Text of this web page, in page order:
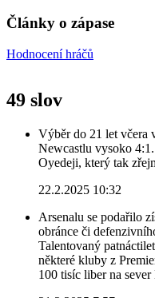
Články o zápase
Hodnocení hráčů
49 slov
Výběr do 21 let včera
Newcastlu vysoko
Oyedeji, který tak
22.2.2025 10:32
Arsenalu se podařilo
obránce či
Talentovaný
některé kluby z
100 tisíc liber na